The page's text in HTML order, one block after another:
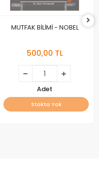
MUTFAK BİLİMİ - NOBEL
500,00 TL
Adet
Stokta Yok